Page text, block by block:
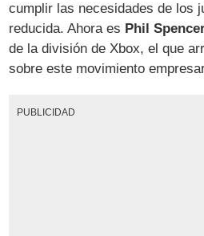
cumplir las necesidades de los
reducida. Ahora es Phil
de la división de Xbox, el que
sobre este movimiento
PUBLICIDAD